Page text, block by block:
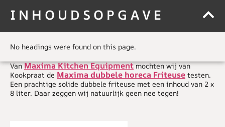
INHOUDSOPGAVE
No headings were found on this page.
VanMaxima Kitchen Equipmentmochten wij van
Kookpraat de Maxima dubbele horeca Friteuse testen.
Een prachtige solide dubbele friteuse met een inhoud van 2 x
8 liter. Daar zeggen wij natuurlijk geen nee tegen!